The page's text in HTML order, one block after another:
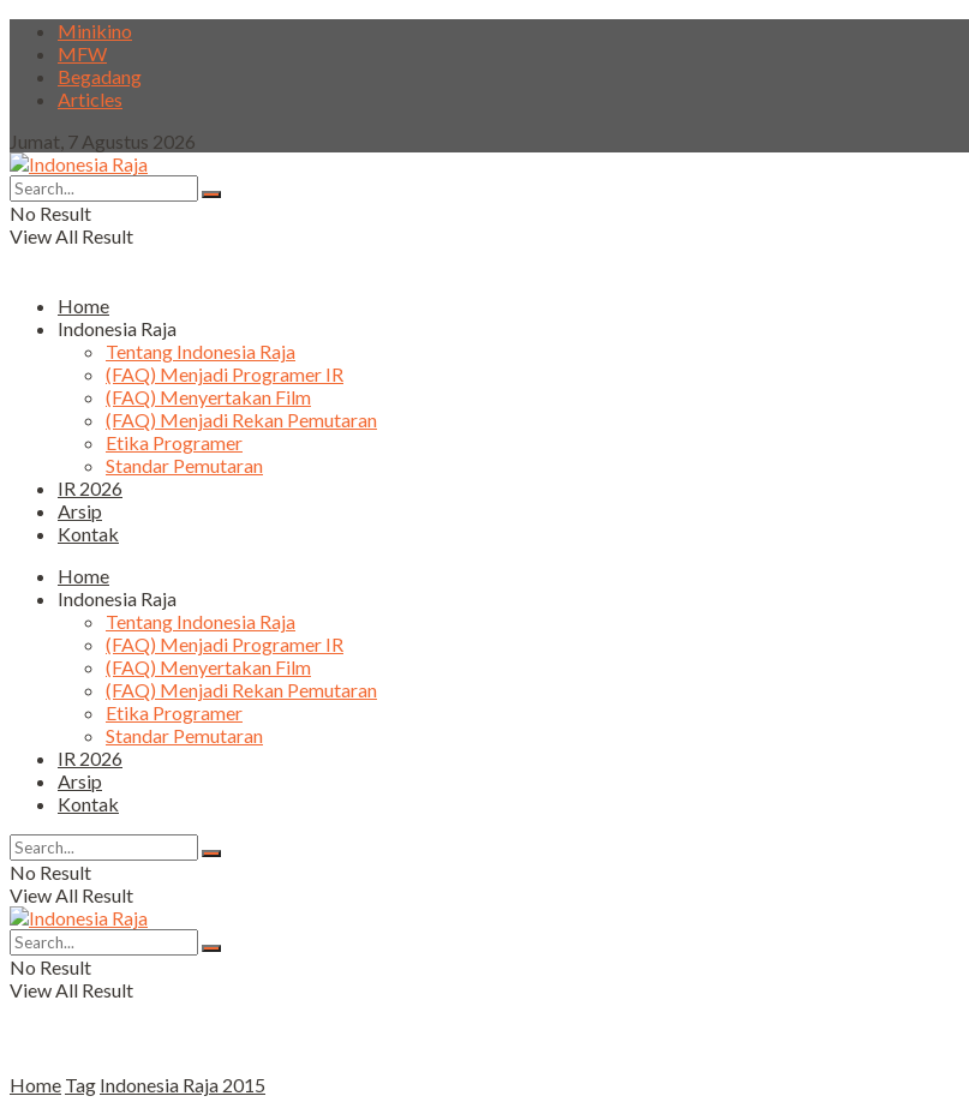
Minikino
MFW
Begadang
Articles
Jumat, 7 Agustus 2026
No Result
View All Result
Home
Indonesia Raja
Tentang Indonesia Raja
(FAQ) Menjadi Programer IR
(FAQ) Menyertakan Film
(FAQ) Menjadi Rekan Pemutaran
Etika Programer
Standar Pemutaran
IR 2026
Arsip
Kontak
Home
Indonesia Raja
Tentang Indonesia Raja
(FAQ) Menjadi Programer IR
(FAQ) Menyertakan Film
(FAQ) Menjadi Rekan Pemutaran
Etika Programer
Standar Pemutaran
IR 2026
Arsip
Kontak
No Result
View All Result
No Result
View All Result
Home Tag Indonesia Raja 2015